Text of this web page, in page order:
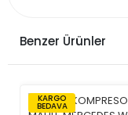
Benzer Ürünler
KARGO
BEDAVA